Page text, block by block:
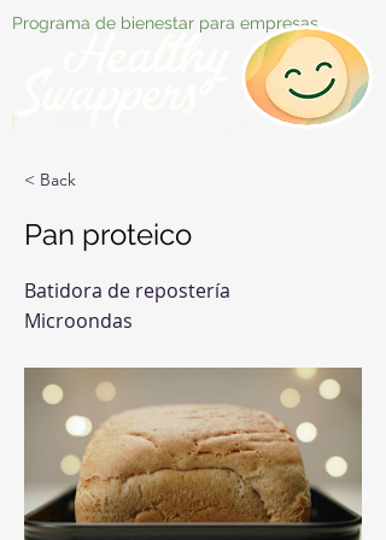
Programa de bienestar para empresas
< Back
Pan proteico
Batidora de repostería
Microondas